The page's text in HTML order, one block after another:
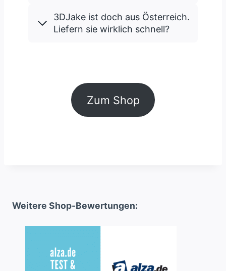
3DJake ist doch aus Österreich.
Liefern sie wirklich schnell?
Zum Shop
Weitere Shop-Bewertungen: